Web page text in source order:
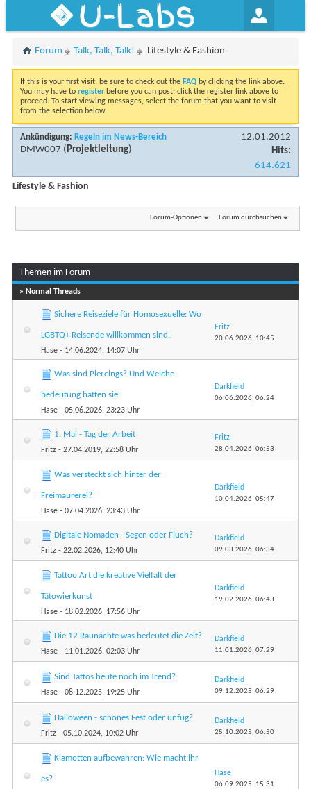
U-Labs
Forum Talk, Talk, Talk! Lifestyle & Fashion
If this is your first visit, be sure to check out the FAQ by clicking the link above.
You may have to register before you can post: click the register link above to
proceed. To start viewing messages, select the forum that you want to visit
from the selection below.
Ankündigung: Regeln im News-Bereich
DMW007 (Projektleitung)
12.01.2012
Hits:
614.621
Lifestyle & Fashion
Forum-Optionen Forum durchsuchen
Themen im Forum
» Normal Threads
Sichere Reiseziele für Homosexuelle: Wo
LGBTQ+ Reisende willkommen sind.
Hase - 14.06.2024, 14:07 Uhr
Fritz
20.06.2026, 10:45
Was sind Piercings? Und Welche
bedeutung hatten sie.
Hase - 05.06.2026, 23:23 Uhr
Darkfield
06.06.2026, 06:24
1. Mai - Tag der Arbeit
Fritz - 27.04.2019, 22:58 Uhr
Fritz
28.04.2026, 06:53
Was versteckt sich hinter der
Freimaurerei?
Hase - 07.04.2026, 23:43 Uhr
Darkfield
10.04.2026, 05:47
Digitale Nomaden - Segen oder Fluch?
Fritz - 22.02.2026, 12:40 Uhr
Darkfield
09.03.2026, 06:34
Tattoo Art die kreative Vielfalt der
Tätowierkunst
Hase - 18.02.2026, 17:56 Uhr
Darkfield
19.02.2026, 06:43
Die 12 Raunächte was bedeutet die Zeit?
Hase - 11.01.2026, 02:03 Uhr
Darkfield
11.01.2026, 07:29
Sind Tattos heute noch im Trend?
Hase - 08.12.2025, 19:25 Uhr
Darkfield
09.12.2025, 06:29
Halloween - schönes Fest oder unfug?
Fritz - 05.10.2024, 10:02 Uhr
Darkfield
25.10.2025, 06:50
Klamotten aufbewahren: Wie macht ihr
es?
Hase
06.09.2025, 15:31